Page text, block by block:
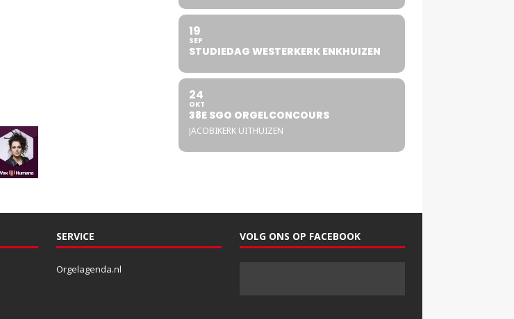
19
SEP
STUDIEDAG WESTERKERK ENKHUIZEN
24
OKT
38E SGO ORGELCONCOURS
JACOBIKERK UITHUIZEN
SERVICE
Orgelagenda.nl
VOLG ONS OP FACEBOOK